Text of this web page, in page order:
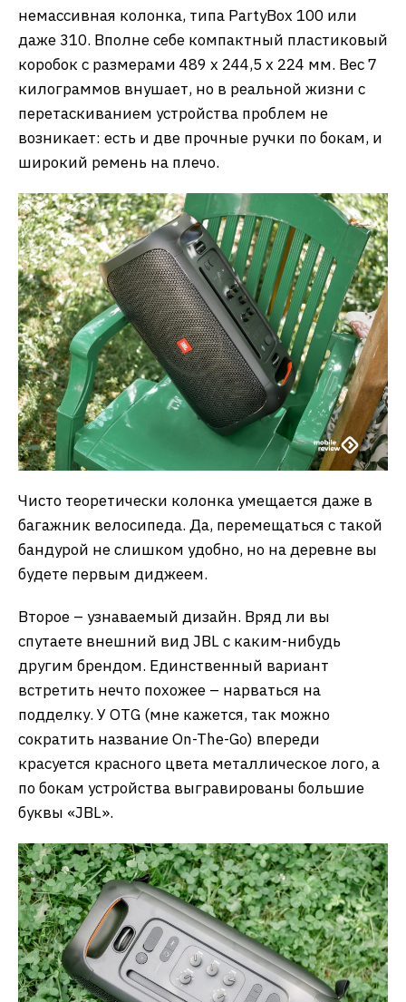
немассивная колонка, типа PartyBox 100 или
даже 310. Вполне себе компактный пластиковый
коробок с размерами 489 х 244,5 х 224 мм. Вес 7
килограммов внушает, но в реальной жизни с
перетаскиванием устройства проблем не
возникает: есть и две прочные ручки по бокам, и
широкий ремень на плечо.
Чисто теоретически колонка умещается даже в
багажник велосипеда. Да, перемещаться с такой
бандурой не слишком удобно, но на деревне вы
будете первым диджеем.
Второе – узнаваемый дизайн. Вряд ли вы
спутаете внешний вид JBL с каким-нибудь
другим брендом. Единственный вариант
встретить нечто похожее – нарваться на
подделку. У OTG (мне кажется, так можно
сократить название On-The-Go) впереди
красуется красного цвета металлическое лого, а
по бокам устройства выгравированы большие
буквы «JBL».